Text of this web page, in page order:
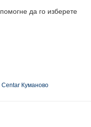
да го изберете
Куманово